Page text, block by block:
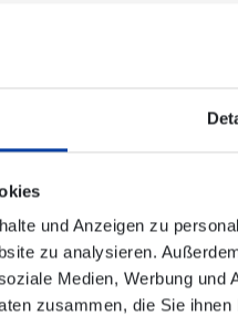
und Anzeigen zu
zu analysieren.
Medien, Werbung
zusammen, die Sie
werden:
Weißen Stein"